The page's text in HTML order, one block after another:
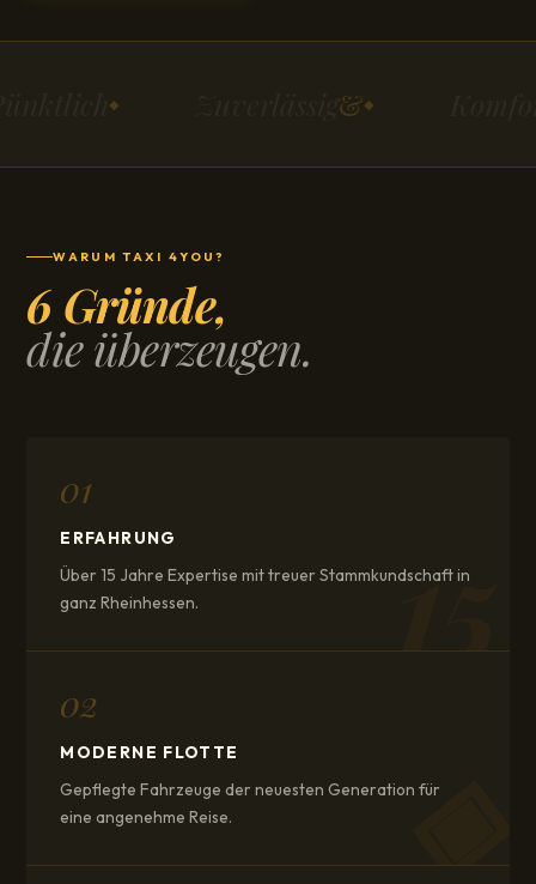
&
WARUM TAXI 4YOU?
6 Gründe,
die überzeugen.
01
ERFAHRUNG
Über 15 Jahre Expertise mit treuer Stammkundschaft in
ganz Rheinhessen.
15
02
MODERNE FLOTTE
Gepflegte Fahrzeuge der neuesten Generation für
eine angenehme Reise.
◈